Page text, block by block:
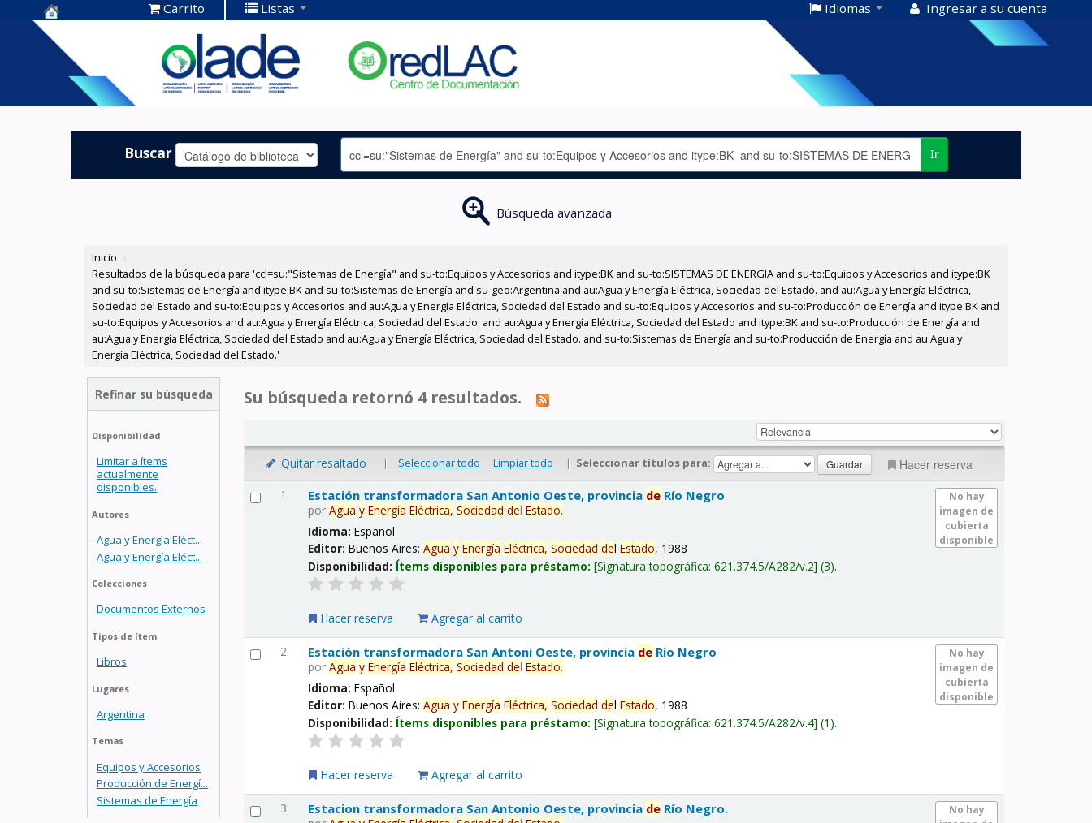
Centro de
Documentación
OLADE -
Carrito Listas Idiomas Ingresar a su cuenta
Buscar Ir
Búsqueda avanzada
Inicio ›
Resultados de la búsqueda para 'ccl=su:"Sistemas de Energía" and su-to:Equipos y Accesorios and itype:BK and su-to:SISTEMAS DE ENERGIA and su-to:Equipos y Accesorios and itype:BK
and su-to:Sistemas de Energía and itype:BK and su-to:Sistemas de Energía and su-geo:Argentina and au:Agua y Energía Eléctrica, Sociedad del Estado. and au:Agua y Energía Eléctrica,
Sociedad del Estado and su-to:Equipos y Accesorios and au:Agua y Energía Eléctrica, Sociedad del Estado and su-to:Equipos y Accesorios and su-to:Producción de Energía and itype:BK and
su-to:Equipos y Accesorios and au:Agua y Energía Eléctrica, Sociedad del Estado. and au:Agua y Energía Eléctrica, Sociedad del Estado and itype:BK and su-to:Producción de Energía and
au:Agua y Energía Eléctrica, Sociedad del Estado and au:Agua y Energía Eléctrica, Sociedad del Estado. and su-to:Sistemas de Energía and su-to:Producción de Energía and au:Agua y
Energía Eléctrica, Sociedad del Estado.'
Refinar su búsqueda
Disponibilidad
Limitar a ítems
actualmente
disponibles.
Autores
Agua y Energía Eléct...
Agua y Energía Eléct...
Colecciones
Documentos Externos
Tipos de ítem
Libros
Lugares
Argentina
Temas
Equipos y Accesorios
Producción de Energí...
Sistemas de Energía
Su búsqueda retornó 4 resultados.
Quitar resaltado | Seleccionar todo Limpiar todo | Seleccionar títulos para: Hacer reserva
1.
No hay
imagen de
cubierta
disponible
Estación transformadora San Antonio Oeste, provincia de Río Negro
porAgua y Energía Eléctrica, Sociedad delEstado.
Idioma:Español
Editor:Buenos Aires:Agua y Energía Eléctrica, Sociedad delEstado, 1988
Disponibilidad: Ítems disponibles para préstamo: Signatura topográfica:621.374.5/A282/v.2 (3).
Hacer reserva Agregar al carrito
2.
No hay
imagen de
cubierta
disponible
Estación transformadora San Antoni Oeste, provincia de Río Negro
porAgua y Energía Eléctrica, Sociedad delEstado.
Idioma:Español
Editor:Buenos Aires:Agua y Energía Eléctrica, Sociedad delEstado, 1988
Disponibilidad: Ítems disponibles para préstamo: Signatura topográfica:621.374.5/A282/v.4 (1).
Hacer reserva Agregar al carrito
3.
No hay
Estacion transformadora San Antonio Oeste, provincia de Río Negro.